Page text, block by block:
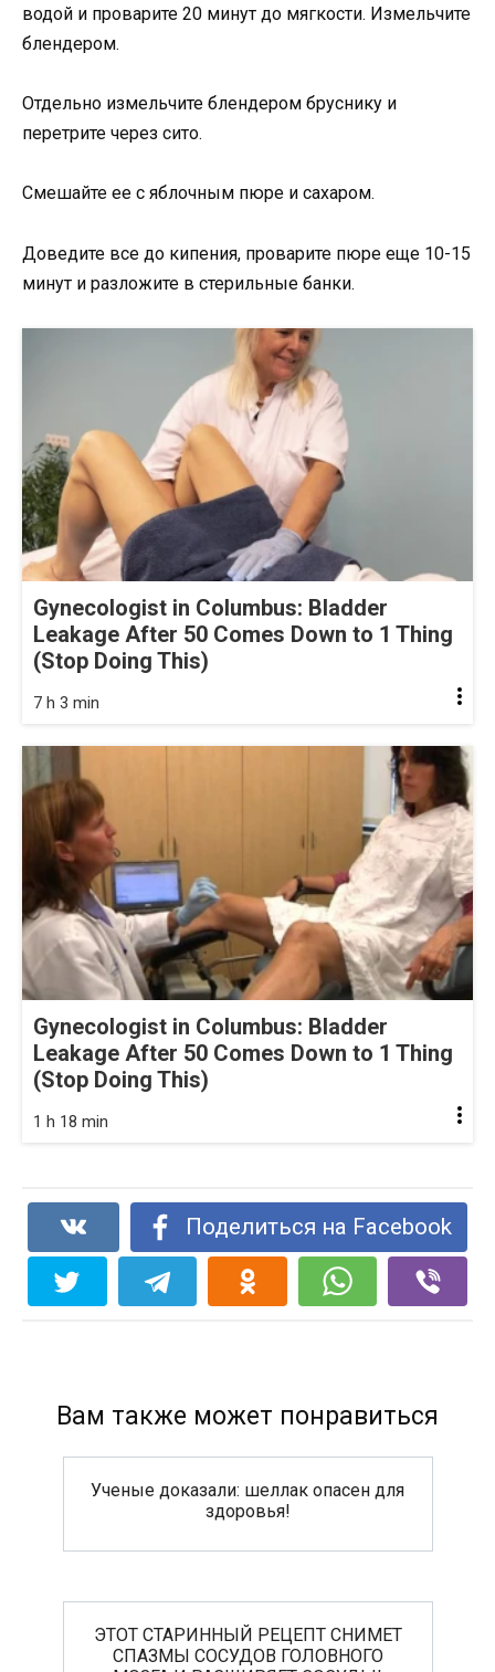
водой и проварите 20 минут до мягкости. Измельчите
блендером.
Отдельно измельчите блендером бруснику и
перетрите через сито.
Смешайте ее с яблочным пюре и сахаром.
Доведите все до кипения, проварите пюре еще 10-15
минут и разложите в стерильные банки.
Gynecologist in Columbus: Bladder
Leakage After 50 Comes Down to 1 Thing
(Stop Doing This)
7 h 3 min
Gynecologist in Columbus: Bladder
Leakage After 50 Comes Down to 1 Thing
(Stop Doing This)
1 h 18 min
Поделиться на Facebook
Вам также может понравиться
Ученые доказали: шеллак опасен для
здоровья!
ЭТОТ СТАРИННЫЙ РЕЦЕПТ СНИМЕТ
СПАЗМЫ СОСУДОВ ГОЛОВНОГО